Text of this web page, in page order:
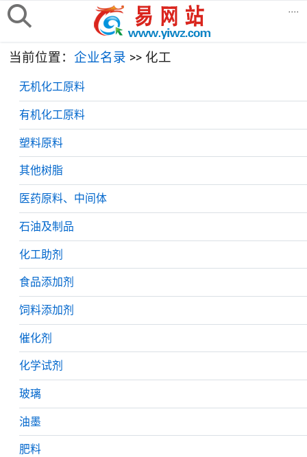
....
当前位置： 企业名录 >> 化工
无机化工原料
有机化工原料
塑料原料
其他树脂
医药原料、中间体
石油及制品
化工助剂
食品添加剂
饲料添加剂
催化剂
化学试剂
玻璃
油墨
肥料